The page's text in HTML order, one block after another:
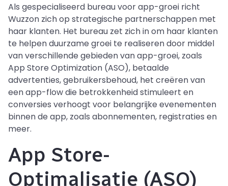
Als gespecialiseerd bureau voor app-groei richt
Wuzzon zich op strategische partnerschappen met
haar klanten. Het bureau zet zich in om haar klanten
te helpen duurzame groei te realiseren door middel
van verschillende gebieden van app-groei, zoals
App Store Optimization (ASO), betaalde
advertenties, gebruikersbehoud, het creëren van
een app-flow die betrokkenheid stimuleert en
conversies verhoogt voor belangrijke evenementen
binnen de app, zoals abonnementen, registraties en
meer.
App Store-
Optimalisatie (ASO)